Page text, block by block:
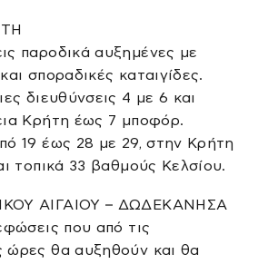
παροδικά αυξημένες με
σποραδικές καταιγίδες.
διευθύνσεις 4 με 6 και
Κρήτη έως 7 μποφόρ.
19 έως 28 με 29, στην Κρήτη
τοπικά 33 βαθμούς Κελσίου.
ΑΙΓΑΙΟΥ – ΔΩΔΕΚΑΝΗΣΑ
που από τις
ώρες θα αυξηθούν και θα